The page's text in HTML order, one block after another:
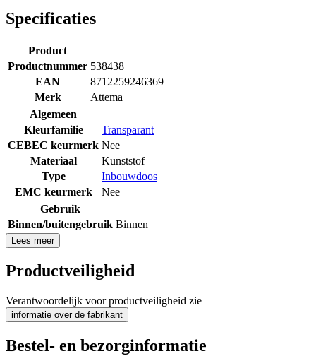
Specificaties
Product
Productnummer 538438
EAN
8712259246369
Merk
Attema
Algemeen
Kleurfamilie
Transparant
CEBEC keurmerk Nee
Materiaal
Kunststof
Type
Inbouwdoos
EMC keurmerk
Nee
Gebruik
Binnen/buitengebruik Binnen
Lees meer
Productveiligheid
Verantwoordelijk voor productveiligheid zie
informatie over de fabrikant
Bestel- en bezorginformatie